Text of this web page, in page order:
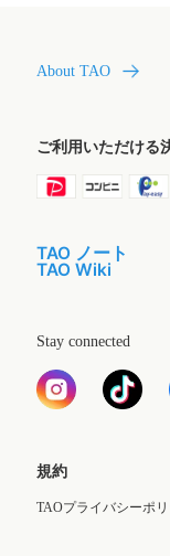
About TAO
ご利用いただける
TAO ノート
TAO Wiki
Stay connected
規約
TAOプライバシーポ